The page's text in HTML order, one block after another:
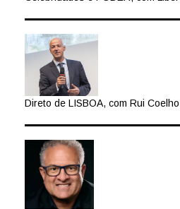
Direto de LISBOA, com Rui Coelho